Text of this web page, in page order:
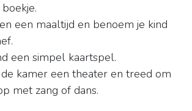
een maaltijd en benoem je kind
een simpel kaartspel.
kamer een theater en treed om
met zang of dans.